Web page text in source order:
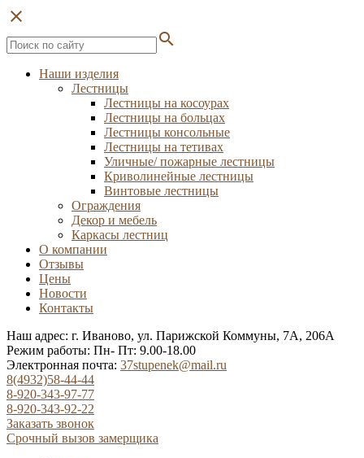
close
search
Наши изделия
Лестницы
Лестницы на косоурах
Лестницы на больцах
Лестницы консольные
Лестницы на тетивах
Уличные/ пожарные лестницы
Криволинейные лестницы
Винтовые лестницы
Ограждения
Декор и мебель
Каркасы лестниц
О компании
Отзывы
Цены
Новости
Контакты
Наш адрес: г. Иваново, ул. Парижской Коммуны, 7А, 206А
Режим работы: Пн- Пт: 9.00-18.00
Электронная почта: 37stupenek@mail.ru
8(4932)58-44-44
8-920-343-97-77
8-920-343-92-22
Заказать звонок
Срочный вызов замерщика